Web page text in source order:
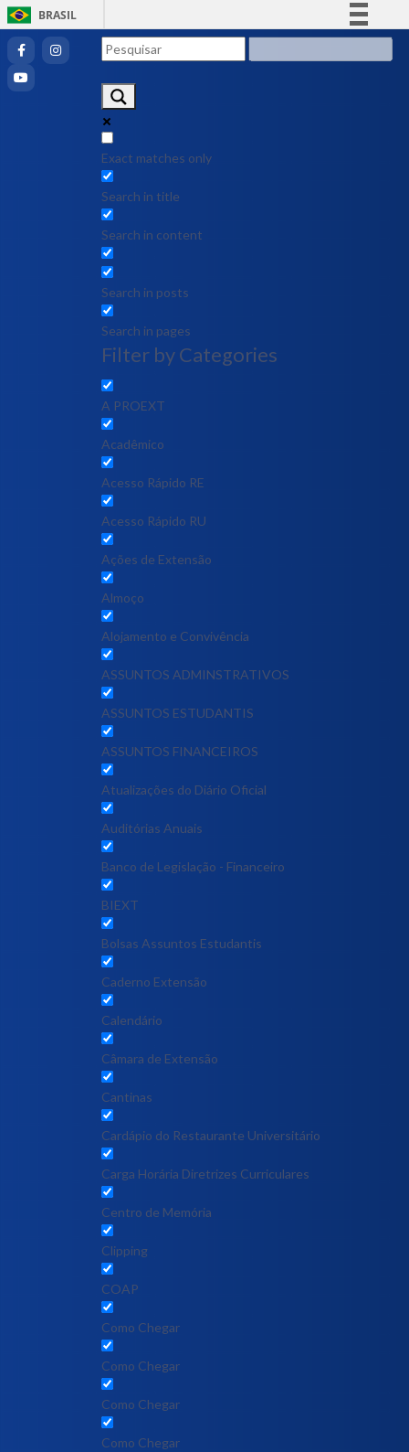
BRASIL
Exact matches only
Search in title
Search in content
Search in posts
Search in pages
Filter by Categories
A PROEXT
Acadêmico
Acesso Rápido RE
Acesso Rápido RU
Ações de Extensão
Almoço
Alojamento e Convivência
ASSUNTOS ADMINSTRATIVOS
ASSUNTOS ESTUDANTIS
ASSUNTOS FINANCEIROS
Atualizações do Diário Oficial
Auditórias Anuais
Banco de Legislação - Financeiro
BIEXT
Bolsas Assuntos Estudantis
Caderno Extensão
Calendário
Câmara de Extensão
Cantinas
Cardápio do Restaurante Universitário
Carga Horária Diretrizes Curriculares
Centro de Memória
Clipping
COAP
Como Chegar
Como Chegar
Como Chegar
Como Chegar